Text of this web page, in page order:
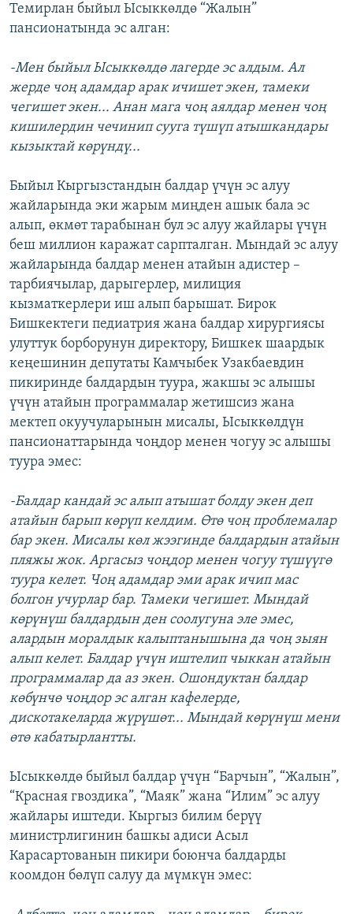
Темирлан быйыл Ысыккөлдө “Жалын”
пансионатында эс алган:
-Мен быйыл Ысыккөлдө лагерде эс алдым. Ал
жерде чоң адамдар арак ичишет экен, тамеки
чегишет экен... Анан мага чоң аялдар менен чоң
кишилердин чечинип сууга түшүп атышкандары
кызыктай көрүндү...
Быйыл Кыргызстандын балдар үчүн эс алуу
жайларында эки жарым миңден ашык бала эс
алып, өкмөт тарабынан бул эс алуу жайлары үчүн
беш миллион каражат сарпталган. Мындай эс алуу
жайларында балдар менен атайын адистер –
тарбиячылар, дарыгерлер, милиция
кызматкерлери иш алып барышат. Бирок
Бишкектеги педиатрия жана балдар хирургиясы
улуттук борборунун директору, Бишкек шаардык
кеңешинин депутаты Камчыбек Узакбаевдин
пикиринде балдардын туура, жакшы эс алышы
үчүн атайын программалар жетишсиз жана
мектеп окуучуларынын мисалы, Ысыккөлдүн
пансионаттарында чоңдор менен чогуу эс алышы
туура эмес:
-Балдар кандай эс алып атышат болду экен деп
атайын барып көрүп келдим. Өтө чоң проблемалар
бар экен. Мисалы көл жээгинде балдардын атайын
пляжы жок. Аргасыз чоңдор менен чогуу түшүүгө
туура келет. Чоң адамдар эми арак ичип мас
болгон учурлар бар. Тамеки чегишет. Мындай
көрүнүш балдардын ден соолугуна эле эмес,
алардын моралдык калыптанышына да чоң зыян
алып келет. Балдар үчүн иштелип чыккан атайын
программалар да аз экен. Ошондуктан балдар
көбүнчө чоңдор эс алган кафелерде,
дискотакеларда жүрүшөт... Мындай көрүнүш мени
өтө кабатырлантты.
Ысыккөлдө быйыл балдар үчүн “Барчын”, “Жалын”,
“Красная гвоздика”, “Маяк” жана “Илим” эс алуу
жайлары иштеди. Кыргыз билим берүү
министрлигинин башкы адиси Асыл
Карасартованын пикири боюнча балдарды
коомдон бөлүп салуу да мүмкүн эмес: